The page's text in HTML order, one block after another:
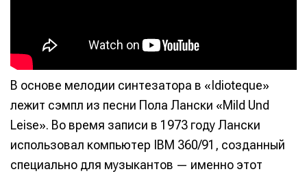
В основе мелодии синтезатора в «Idioteque»
лежит сэмпл из песни Пола Лански «Mild Und
Leise». Во время записи в 1973 году Лански
использовал компьютер IBM 360/91, созданный
специально для музыкантов — именно этот